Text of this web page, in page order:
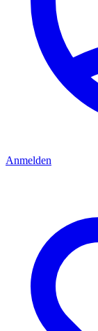
Anmelden